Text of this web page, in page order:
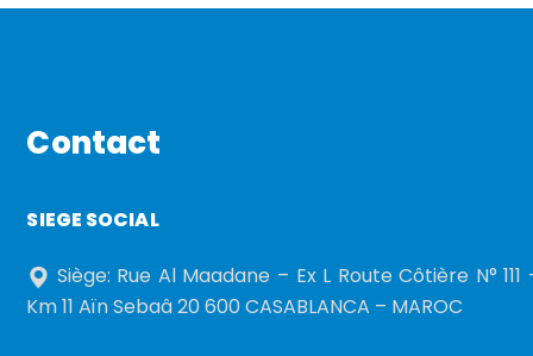
Contact
SIEGE SOCIAL
Siège: Rue Al Maadane – Ex L Route Côtière N° 111
Km 11 Aïn Sebaâ 20 600 CASABLANCA – MAROC